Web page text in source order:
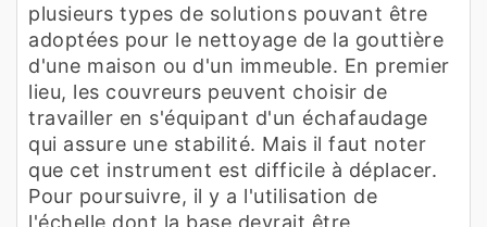
plusieurs types de solutions pouvant être
adoptées pour le nettoyage de la gouttière
d'une maison ou d'un immeuble. En premier
lieu, les couvreurs peuvent choisir de
travailler en s'équipant d'un échafaudage
qui assure une stabilité. Mais il faut noter
que cet instrument est difficile à déplacer.
Pour poursuivre, il y a l'utilisation de
l'échelle dont la base devrait être